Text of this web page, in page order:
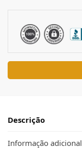
Descrição
Informação adicional